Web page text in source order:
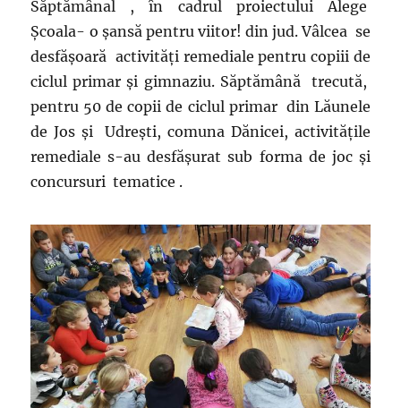
Săptămânal , în cadrul proiectului Alege
Şcoala- o şansă pentru viitor! din jud. Vâlcea se
desfăşoară activităţi remediale pentru copiii de
ciclul primar şi gimnaziu. Săptămână trecută,
pentru 50 de copii de ciclul primar din Lăunele
de Jos şi Udreşti, comuna Dănicei, activităţile
remediale s-au desfăşurat sub forma de joc şi
concursuri tematice .